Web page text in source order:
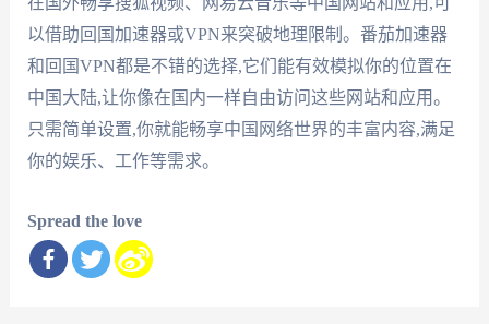
以借助回国加速器或VPN来突破地理限制。番茄加速器
和回国VPN都是不错的选择,它们能有效模拟你的位置在
中国大陆,让你像在国内一样自由访问这些网站和应用。
只需简单设置,你就能畅享中国网络世界的丰富内容,满足
你的娱乐、工作等需求。
Spread the love